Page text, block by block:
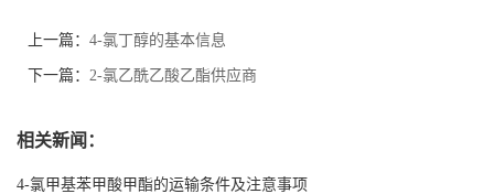
上一篇： 4-氯丁醇的基本信息
下一篇： 2-氯乙酰乙酸乙酯供应商
相关新闻：
4-氯甲基苯甲酸甲酯的运输条件及注意事项